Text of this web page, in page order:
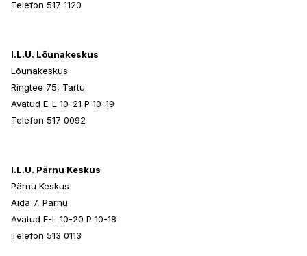
Telefon 517 1120
I.L.U. Lõunakeskus
Lõunakeskus
Ringtee 75, Tartu
Avatud E-L 10-21 P 10-19
Telefon 517 0092
I.L.U. Pärnu Keskus
Pärnu Keskus
Aida 7, Pärnu
Avatud E-L 10-20 P 10-18
Telefon 513 0113